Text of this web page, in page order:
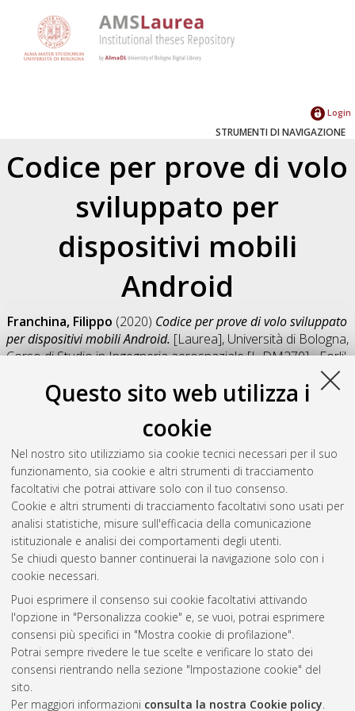
Questo sito web utilizza i
cookie
Nel nostro sito utilizziamo sia cookie tecnici necessari per il suo
funzionamento, sia cookie e altri strumenti di tracciamento
facoltativi che potrai attivare solo con il tuo consenso.
Cookie e altri strumenti di tracciamento facoltativi sono usati per
analisi statistiche, misure sull'efficacia della comunicazione
istituzionale e analisi dei comportamenti degli utenti.
Se chiudi questo banner continuerai la navigazione solo con i
cookie necessari.
Puoi esprimere il consenso sui cookie facoltativi attivando
l'opzione in "Personalizza cookie" e, se vuoi, potrai esprimere
consensi più specifici in "Mostra cookie di profilazione".
Potrai sempre rivedere le tue scelte e verificare lo stato dei
consensi rientrando nella sezione "Impostazione cookie" del
sito.
Per maggiori informazioni consulta la nostra Cookie policy.
Login
STRUMENTI DI NAVIGAZIONE
Codice per prove di volo
sviluppato per
dispositivi mobili
Android
Franchina, Filippo (2020) Codice per prove di volo sviluppato
per dispositivi mobili Android. [Laurea], Università di Bologna,
Corso di Studio inIngegneria aerospaziale [L-DM270] - Forli',
Salva citazione
Condividi
Il full-text non è disponibile per scelta dell'autore. (
Abstract
Altri metadati
Gestione del documento:
Atom
Rss 1.0
Rss 2.0
AMS Laurea